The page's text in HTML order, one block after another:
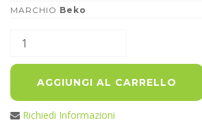
MARCHIO Beko
AGGIUNGI AL CARRELLO
Richiedi Informazioni